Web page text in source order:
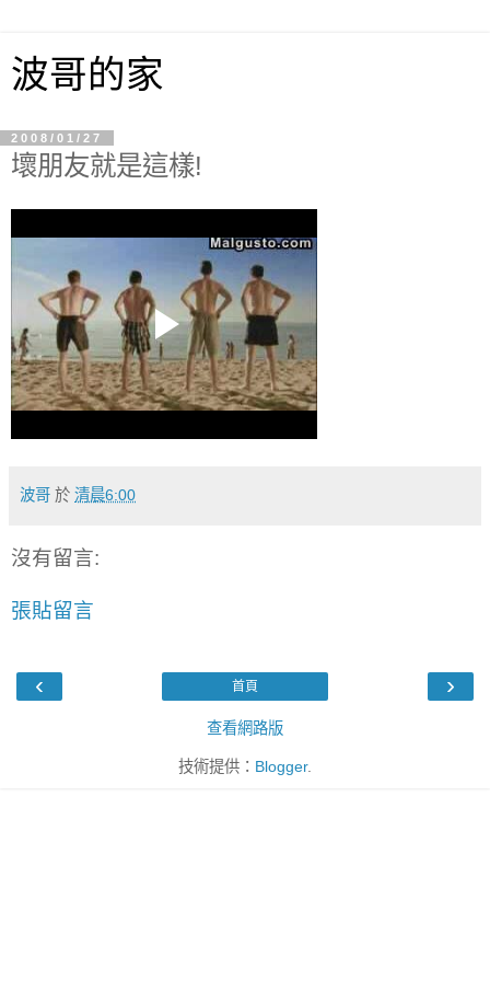
波哥的家
2008/01/27
壞朋友就是這樣!
波哥 於 清晨6:00
沒有留言:
張貼留言
‹ ›
首頁
查看網路版
技術提供： Blogger.